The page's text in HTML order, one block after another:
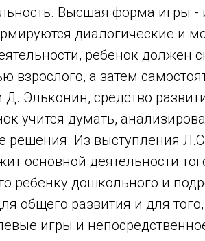
Высшая форма игры -
диалогические и
ребенок должен
взрослого, а затем
Эльконин, средство
учится думать,
Из выступления
основной деятельности
ребенку дошкольного и
общего развития и для
игры и